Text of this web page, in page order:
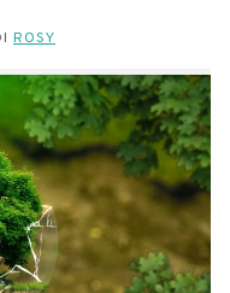
ROSY